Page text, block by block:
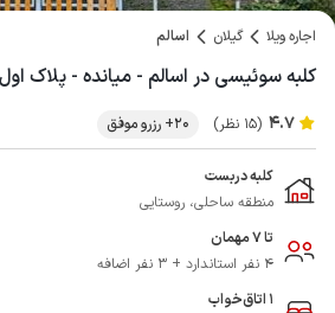
اجاره ویلا گیلان اسالم
کلبه سوئیسی در اسالم - میانده - پلاک
4.7 (15 نظر) 20+ رزرو موفق
کلبه دربست
منطقه ساحلی، روستایی
تا 7 مهمان
4 نفر استاندارد + 3 نفر اضافه
1 اتاق‌خواب